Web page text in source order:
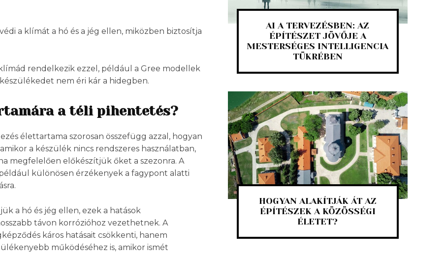
a klímát a hó és a jég ellen, miközben biztosítja
klímád rendelkezik ezzel, például a Gree modellek
nem éri kár a hidegben.
a téli pihentetés?
élettartama szorosan összefügg azzal, hogyan
a készülék nincs rendszeres használatban,
megfelelően előkészítjük őket a szezonra. A
különösen érzékenyek a fagypont alatti
a hó és jég ellen, ezek a hatások
távon korrózióhoz vezethetnek. A
káros hatásait csökkenti, hanem
működéséhez is, amikor ismét
AI A TERVEZÉSBEN: AZ
ÉPÍTÉSZET JÖVŐJE A
MESTERSÉGES INTELLIGENCIA
TÜKRÉBEN
HOGYAN ALAKÍTJÁK ÁT AZ
ÉPÍTÉSZEK A KÖZÖSSÉGI
ÉLETET?